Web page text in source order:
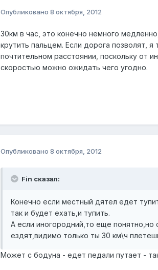
Опубликовано 8 октября, 2012
30км в час, это конечно немного
крутить пальцем. Если дорога позволят,
почтительном расстоянии, поскольку от
скоростью можно ожидать чего угодно.
Опубликовано 8 октября, 2012
Fin сказал:
Конечно если местный дятел едет
так и будет ехать,и тупить.
А если иногородний,то еще понятно,но
ездят,видимо только ты 30 км\ч
Может с бодуна - едет педали путает -